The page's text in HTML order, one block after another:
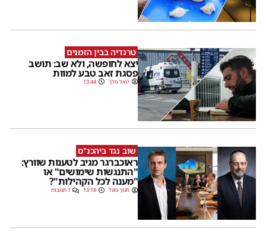
טרגדיה בבין הזמנים
יצא לחופשה, ולא שב: תושב
פסגת זאב טבע למוות
יואל וולך 13:44
שוב נגד ביהכנ"ס
ראוכברגר מגיב לטענות שוורץ:
"התנגשות שימושים" או
"מענה לכל הקהילות"?
חנוך פוגל 13:18 1 תגובות